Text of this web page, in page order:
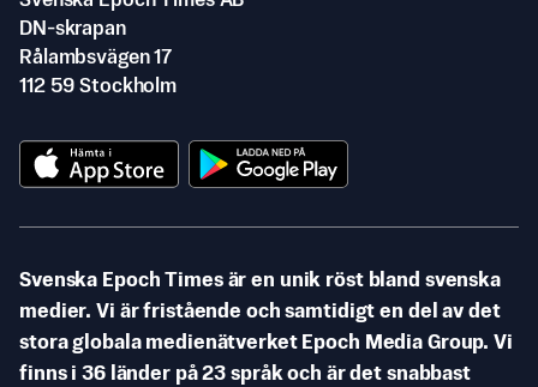
DN-skrapan
Rålambsvägen 17
112 59 Stockholm
Svenska Epoch Times är en unik röst bland svenska
medier. Vi är fristående och samtidigt en del av det
stora globala medienätverket Epoch Media Group. Vi
finns i 36 länder på 23 språk och är det snabbast